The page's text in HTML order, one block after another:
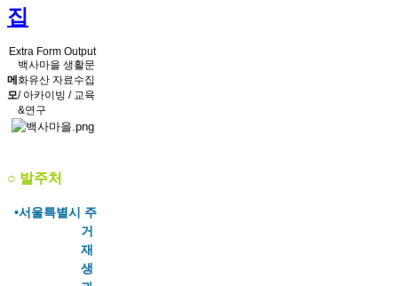
집
Extra Form Output
메
모
백사마을 생활문
화유산 자료수집
/ 아카이빙 / 교육
&연구
○ 발주처
•서울특별시 주
거
재
생